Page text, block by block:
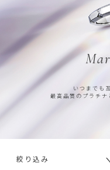
いつまでも
最高品質のプラチ
絞り込み